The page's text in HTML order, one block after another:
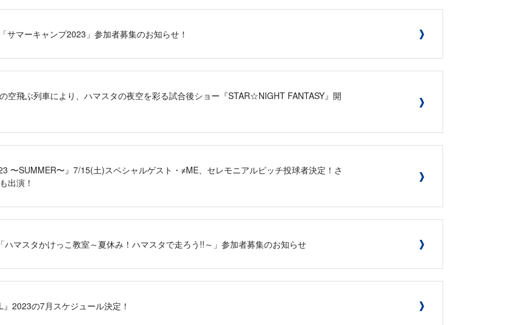
サマーキャンプ2023」参加者募集のお知らせ！
空飛ぶ列車により、ハマスタの夜空を彩る試合後ショー『STAR☆NIGHT FANTASY』開
〜SUMMER〜』7/15(土)スペシャルゲスト・≠ME、セレモニアルピッチ投球者決定！さ
出演！
ハマスタかけっこ教室～夏休み！ハマスタで走ろう!!～」参加者募集のお知らせ
』2023の7月スケジュール決定！